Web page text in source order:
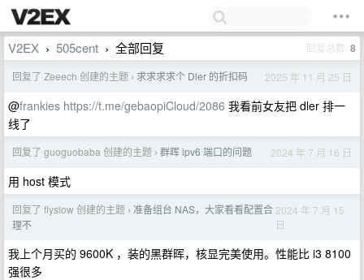
V2EX › 505cent › 全部回复 回复总数 8
回复了 Zeeech 创建的主题 › 求求求求个 Dler 的折扣码 2025 年 11 月 25 日
@frankies https://t.me/gebaopiCloud/2086 我看前女友把 dler 排一
线了
回复了 guoguobaba 创建的主题 › 群晖 ipv6 端口的问题 2024 年 7 月 16 日
用 host 模式
回复了 flyslow 创建的主题 › 准备组台 NAS，大家看看配置合
理不
2024 年 7 月 15
日
我上个月买的 9600K ，装的黑群晖，核显完美使用。性能比 i3 8100
强很多